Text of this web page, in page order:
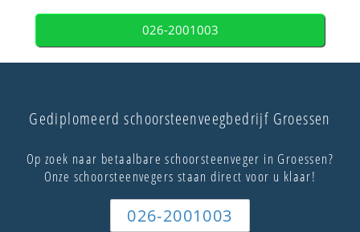
026-2001003
Gediplomeerd schoorsteenveegbedrijf Groessen
Op zoek naar betaalbare schoorsteenveger in Groessen?
Onze schoorsteenvegers staan direct voor u klaar!
026-2001003